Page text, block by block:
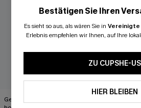
Gewickeltes Bikinioberteil &
Bestätigen Sie Ihren
Es sieht so aus, als wären Sie in
Erlebnis empfehlen wir Ihnen, auf Ihre
ZU CUPSHE-US
HIER BLEIBEN